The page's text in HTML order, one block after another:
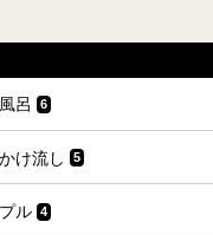
呂 6
け流し 5
ル 4